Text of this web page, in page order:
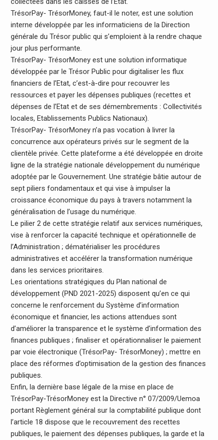
TrésorPay- TrésorMoney, faut-il le noter, est une solution
interne développée par les informaticiens de la Direction
générale du Trésor public qui s’emploient à la rendre chaque
jour plus performante.
TrésorPay- TrésorMoney est une solution informatique
développée par le Trésor Public pour digitaliser les flux
financiers de l’Etat, c’est-à-dire pour recouvrer les
ressources et payer les dépenses publiques (recettes et
dépenses de l’Etat et de ses démembrements : Collectivités
locales, Etablissements Publics Nationaux).
TrésorPay- TrésorMoney n’a pas vocation à livrer la
concurrence aux opérateurs privés sur le segment de la
clientèle privée. Cette plateforme a été développée en droite
ligne de la stratégie nationale développement du numérique
adoptée par le Gouvernement. Une stratégie bâtie autour de
sept piliers fondamentaux et qui vise à impulser la
croissance économique du pays à travers notamment la
généralisation de l’usage du numérique.
Le pilier 2 de cette stratégie relatif aux services numériques,
vise à renforcer la capacité technique et opérationnelle de
l’Administration ; dématérialiser les procédures
administratives et accélérer la transformation numérique
dans les services prioritaires.
Les orientations stratégiques du Plan national de
développement (PND 2021-2025) disposent qu’en ce qui
concerne le renforcement du Système d’information
économique et financier, les actions attendues sont
d’améliorer la transparence et le système d’information des
finances publiques ; finaliser et opérationnaliser le paiement
par voie électronique (TrésorPay- TrésorMoney) ; mettre en
place des réformes d’optimisation de la gestion des finances
publiques.
Enfin, la dernière base légale de la mise en place de
TrésorPay-TrésorMoney est la Directive n° 07/2009/Uemoa
portant Règlement général sur la comptabilité publique dont
l’article 18 dispose que le recouvrement des recettes
publiques, le paiement des dépenses publiques, la garde et la